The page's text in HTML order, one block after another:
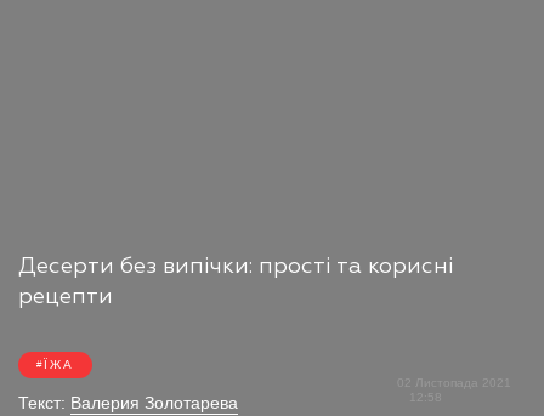
Десерти без випічки: прості та корисні
рецепти
ЇЖА
Текст: Валерия Золотарева
02 Листопада 2021